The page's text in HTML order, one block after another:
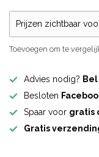
Prijzen zichtbaar
Toevoegen om te
Advies nodig?
Besloten
Spaar voor gratis
Gratis